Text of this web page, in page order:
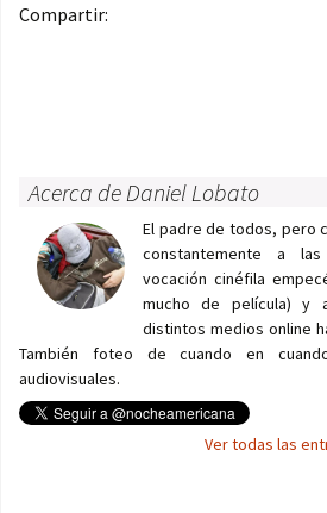
Compartir:
Acerca de Daniel Lobato
El padre de todos, pero
constantemente a
vocación cinéfila
mucho de película) y
distintos medios online
También foteo de cuando en
audiovisuales.
Ver todas las